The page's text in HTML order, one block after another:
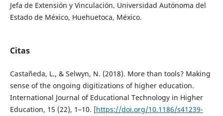
Jefa de Extensión y Vinculación. Universidad Autónoma del
Estado de México, Huehuetoca, México.
Citas
Castañeda, L., & Selwyn, N. (2018). More than tools? Making
sense of the ongoing digitizations of higher education.
International Journal of Educational Technology in Higher
Education, 15 (22), 1–10. [https://doi.org/10.1186/s41239-